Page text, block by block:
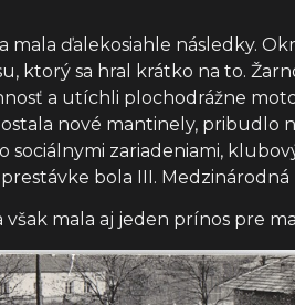
mala ďalekosiahle následky.
ktorý sa hral krátko na to.
a utíchli plochodrážne
nové mantinely, pribudlo
sociálnymi zariadeniami,
bola III. Medzinárodná
však mala aj jeden prínos pre